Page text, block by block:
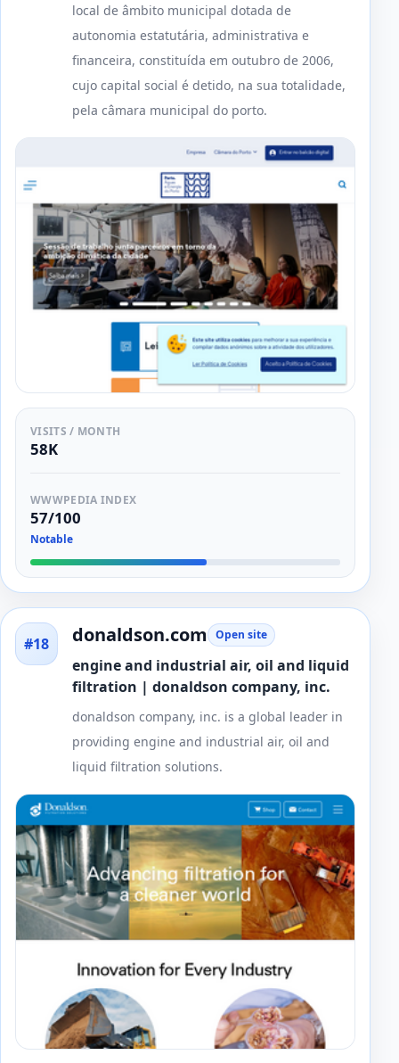
local de âmbito municipal dotada de
autonomia estatutária, administrativa e
financeira, constituída em outubro de 2006,
cujo capital social é detido, na sua totalidade,
pela câmara municipal do porto.
VISITS / MONTH
58K
WWWPEDIA INDEX
57/100
Notable
#18 donaldson.com Open site
engine and industrial air, oil and liquid
filtration | donaldson company, inc.
donaldson company, inc. is a global leader in
providing engine and industrial air, oil and
liquid filtration solutions.